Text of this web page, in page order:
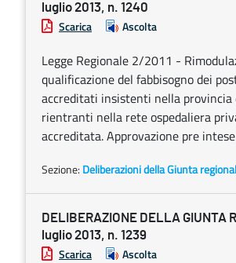
luglio 2013, n. 1240
Scarica Ascolta
Legge Regionale 2/2011 -
qualificazione del fabbisogno dei
accreditati insistenti nella provincia
rientranti nella rete ospedaliera
accreditata. Approvazione pre
Sezione: Deliberazioni della Giunta
DELIBERAZIONE DELLA GIUNTA
luglio 2013, n. 1239
Scarica Ascolta